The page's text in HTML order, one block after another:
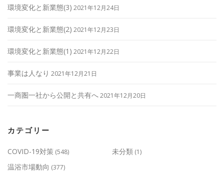
環境変化と新業態(3) 2021年12月24日
環境変化と新業態(2) 2021年12月23日
環境変化と新業態(1) 2021年12月22日
事業は人なり 2021年12月21日
一商圏一社から公開と共有へ2021年12月20日
カテゴリー
COVID-19対策 (548) 未分類 (1)
温浴市場動向 (377)